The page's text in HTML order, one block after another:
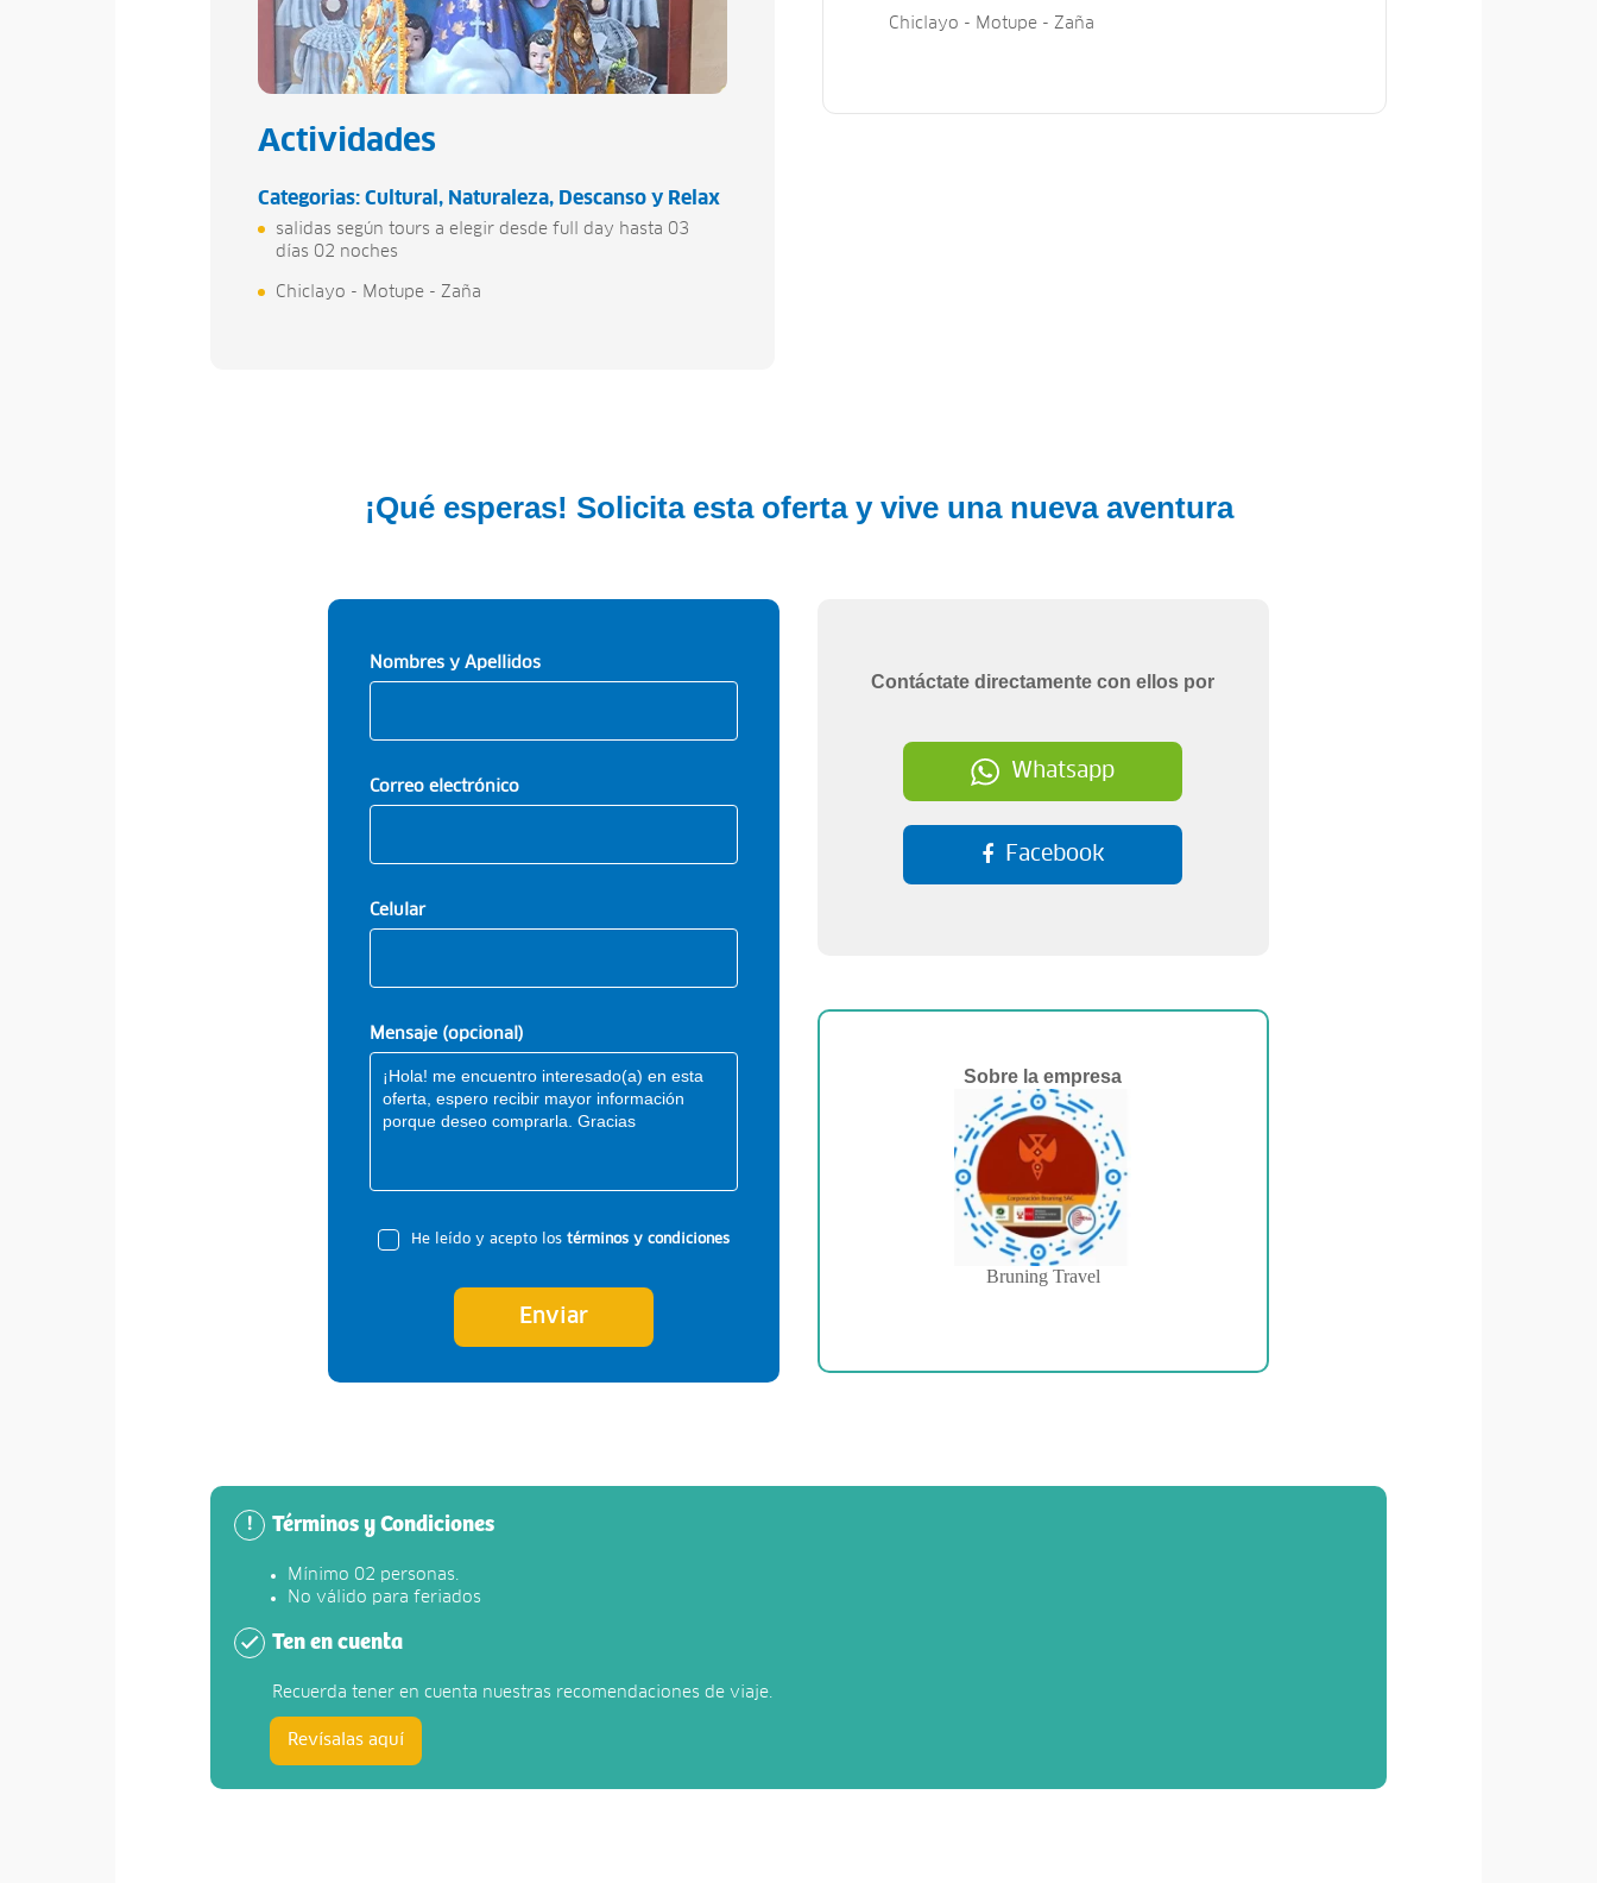
Actividades
Categorias: Cultural Naturaleza Descanso y Relax
salidas según tours a elegir desde full day hasta 03
días 02 noches
Chiclayo - Motupe - Zaña
Chiclayo - Motupe - Zaña
¡Qué esperas! Solicita esta oferta y vive una nueva aventura
Nombres y Apellidos
Correo electrónico
Celular
Mensaje (opcional)
He leído y acepto lostérminos y condiciones
Enviar
Contáctate directamente con ellos por
Whatsapp
Facebook
Sobre la empresa
Bruning Travel
! Términos y Condiciones
Mínimo 02 personas.
No válido para feriados
Ten en cuenta
Recuerda tener en cuenta nuestras recomendaciones de viaje.
Revísalas aquí